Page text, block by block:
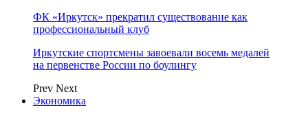
ФК «Иркутск» прекратил существование как
профессиональный клуб
Иркутские спортсмены завоевали восемь медалей
на первенстве России по боулингу
Prev Next
Экономика